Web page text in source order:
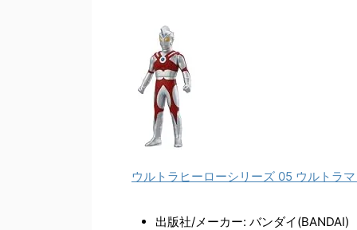
ウルトラヒーローシリーズ 05 ウルトラ
出版社/メーカー: バンダイ(BANDAI)